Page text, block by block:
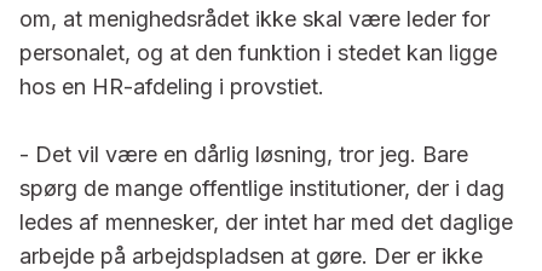
om, at menighedsrådet ikke skal være leder for
personalet, og at den funktion i stedet kan ligge
hos en HR-afdeling i provstiet.
- Det vil være en dårlig løsning, tror jeg. Bare
spørg de mange offent­lige institutioner, der i dag
ledes af mennesker, der intet har med det daglige
arbejde på arbejdspladsen at gøre. Der er ikke